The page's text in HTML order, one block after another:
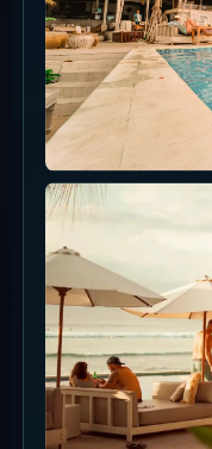
Range Harga
Rencanakan
makanan dan